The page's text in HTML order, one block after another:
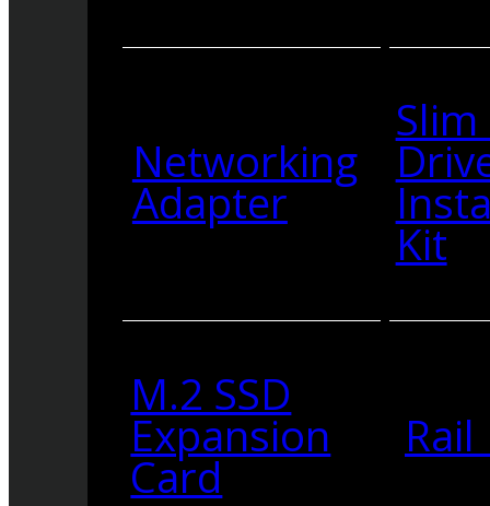
Networking
Adapter
Kit
M.2 SSD
Expansion
Card